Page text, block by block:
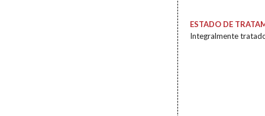
ESTADO DE
Integralmente